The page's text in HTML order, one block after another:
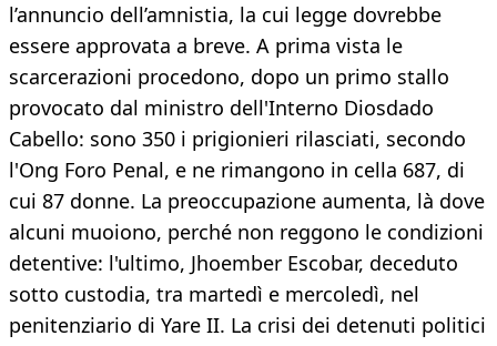
l’annuncio dell’amnistia, la cui legge dovrebbe
essere approvata a breve. A prima vista le
scarcerazioni procedono, dopo un primo stallo
provocato dal ministro dell'Interno Diosdado
Cabello: sono 350 i prigionieri rilasciati, secondo
l'Ong Foro Penal, e ne rimangono in cella 687, di
cui 87 donne. La preoccupazione aumenta, là dove
alcuni muoiono, perché non reggono le condizioni
detentive: l'ultimo, Jhoember Escobar, deceduto
sotto custodia, tra martedì e mercoledì, nel
penitenziario di Yare II. La crisi dei detenuti politici